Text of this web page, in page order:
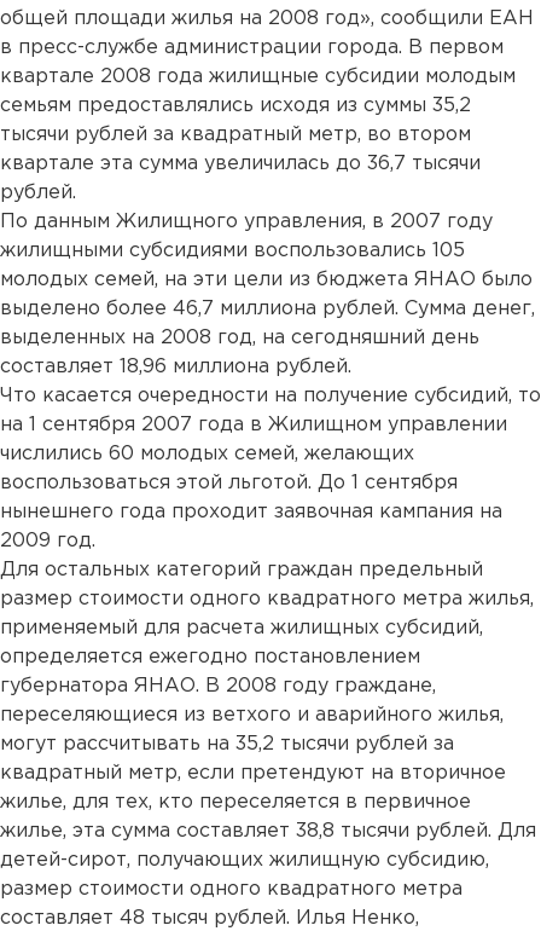
общей площади жилья на 2008 год», сообщили ЕАН
в пресс-службе администрации города. В первом
квартале 2008 года жилищные субсидии молодым
семьям предоставлялись исходя из суммы 35,2
тысячи рублей за квадратный метр, во втором
квартале эта сумма увеличилась до 36,7 тысячи
рублей.
По данным Жилищного управления, в 2007 году
жилищными субсидиями воспользовались 105
молодых семей, на эти цели из бюджета ЯНАО было
выделено более 46,7 миллиона рублей. Сумма денег,
выделенных на 2008 год, на сегодняшний день
составляет 18,96 миллиона рублей.
Что касается очередности на получение субсидий, то
на 1 сентября 2007 года в Жилищном управлении
числились 60 молодых семей, желающих
воспользоваться этой льготой. До 1 сентября
нынешнего года проходит заявочная кампания на
2009 год.
Для остальных категорий граждан предельный
размер стоимости одного квадратного метра жилья,
применяемый для расчета жилищных субсидий,
определяется ежегодно постановлением
губернатора ЯНАО. В 2008 году граждане,
переселяющиеся из ветхого и аварийного жилья,
могут рассчитывать на 35,2 тысячи рублей за
квадратный метр, если претендуют на вторичное
жилье, для тех, кто переселяется в первичное
жилье, эта сумма составляет 38,8 тысячи рублей. Для
детей-сирот, получающих жилищную субсидию,
размер стоимости одного квадратного метра
составляет 48 тысяч рублей. Илья Ненко,